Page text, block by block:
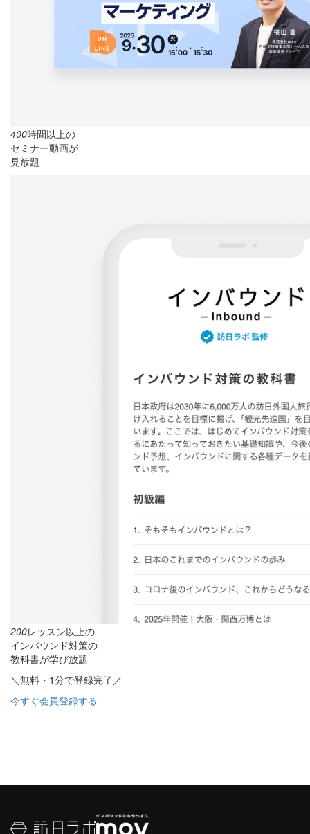
400時間以上の
セミナー動画が
見放題
200レッスン以上の
インバウンド対策の
教科書が学び放題
＼無料・1分で登録完了／
今すぐ会員登録する